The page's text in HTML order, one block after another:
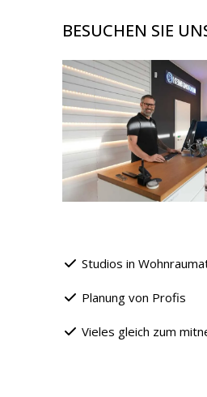
BESUCHEN SIE
Studios in
Planung von Profis
Vieles gleich zum